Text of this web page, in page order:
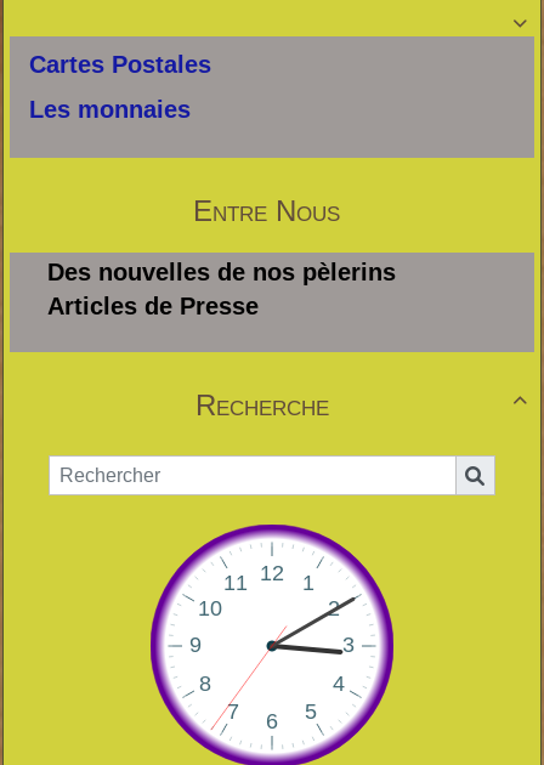

Cartes Postales
Les monnaies
Entre Nous
Des nouvelles de nos pèlerins
Articles de Presse

Recherche